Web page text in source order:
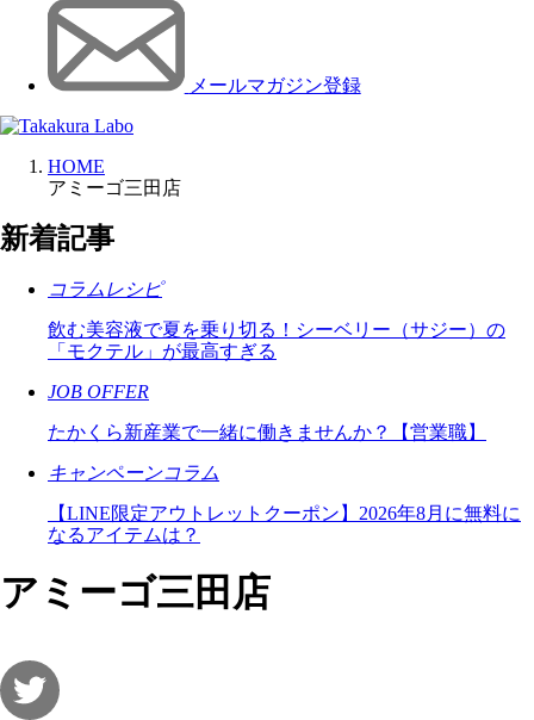
メールマガジン登録
HOME
アミーゴ三田店
新着記事
コラムレシピ
飲む美容液で夏を乗り切る！シーベリー（サジー）の
「モクテル」が最高すぎる
JOB OFFER
たかくら新産業で一緒に働きませんか？【営業職】
キャンペーンコラム
【LINE限定アウトレットクーポン】2026年8月に無料に
なるアイテムは？
アミーゴ三田店